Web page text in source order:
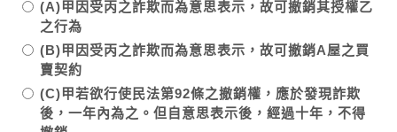
(A)甲因受丙之詐欺而為意思表示，故可撤銷其授權乙
之行為
(B)甲因受丙之詐欺而為意思表示，故可撤銷A屋之買
賣契約
(C)甲若欲行使民法第92條之撤銷權，應於發現詐欺
後，一年內為之。但自意思表示後，經過十年，不得